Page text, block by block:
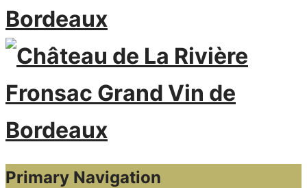
Primary Navigation